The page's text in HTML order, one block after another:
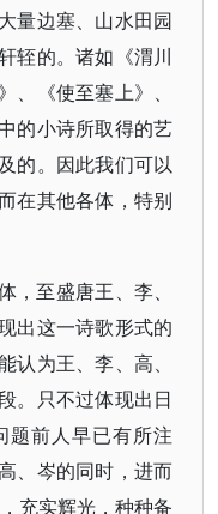
量边塞、山水田园
轾的。诸如《渭川
、《使至塞上》、
的小诗所取得的艺
的。因此我们可以
在其他各体，特别
，至盛唐王、李、
出这一诗歌形式的
认为王、李、高、
。只不过体现出日
题前人早已有所注
、岑的同时，进而
充实辉光，种种备